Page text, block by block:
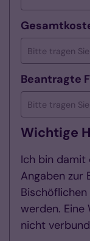
Beantragte
Wichtige
Ich bin damit
Angaben zur
werden.
nicht